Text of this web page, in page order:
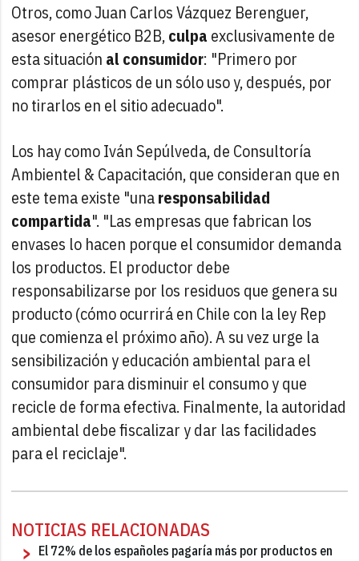
Otros, como Juan Carlos Vázquez Berenguer,
asesor energético B2B,culpa exclusivamente de
esta situación al consumidor: "Primero por
comprar plásticos de un sólo uso y, después, por
no tirarlos en el sitio adecuado".
Los hay como Iván Sepúlveda, de Consultoría
Ambientel & Capacitación, que consideran que en
este tema existe "unaresponsabilidad
compartida". "Las empresas que fabrican los
envases lo hacen porque el consumidor demanda
los productos. El productor debe
responsabilizarse por los residuos que genera su
producto (cómo ocurrirá en Chile con la ley Rep
que comienza el próximo año). A su vez urge la
sensibilización y educación ambiental para el
consumidor para disminuir el consumo y que
recicle de forma efectiva. Finalmente, la autoridad
ambiental debe fiscalizar y dar las facilidades
para el reciclaje".
NOTICIAS RELACIONADAS
El 72% de los españoles pagaría más por productos en